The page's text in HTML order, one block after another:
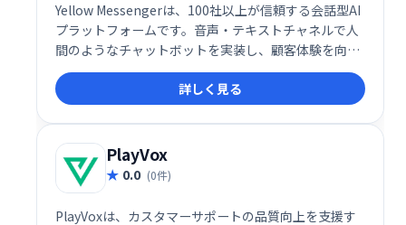
Yellow Messengerは、100社以上が信頼する会話型AI
プラットフォームです。音声・テキストチャネルで人
間のようなチャットボットを実装し、顧客体験を向上
させます。強力なNLPエンジン、感情分析、90以上の
言語対応など、高度な機能を備え、コンタクトセンタ
ーの自動化にも貢献します。エンドツーエンドの会話
設計で、スムーズなコミュニケーションを実現しま
す。
詳しく見る
PlayVox
0.0 (0件)
PlayVoxは、カスタマーサポートの品質向上を支援す